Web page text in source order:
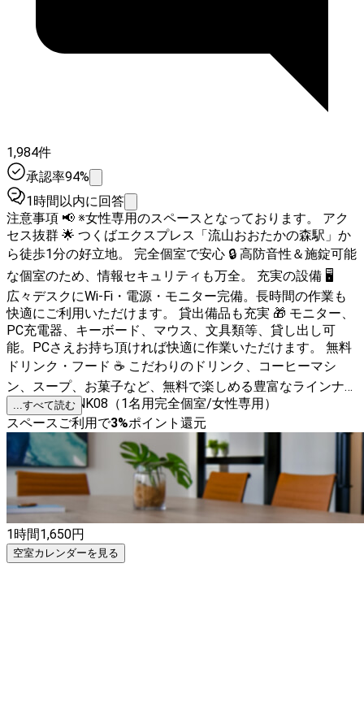
1,984件
承認率94%
1時間以内に回答
注意事項 📢 ※女性専用のスペースとなっております。 アク
セス抜群 🌟 つくばエクスプレス「流山おおたかの森駅」か
ら徒歩1分の好立地。 完全個室で安心 🔒 高防音性＆施錠可能
な個室のため、情報セキュリティも万全。 充実の設備 🖥️
広々デスクにWi-Fi・電源・モニター完備。長時間の作業も
快適にご利用いただけます。 貸出備品も充実 🎁 モニター、
PC充電器、キーボード、マウス、文具類等、貸し出し可
能。PCさえお持ち頂ければ快適に作業いただけます。 無料
ドリンク・フード ☕ こだわりのドリンク、コーヒーマシ
ン、スープ、お菓子など、無料で楽しめる豊富なラインナッ
プ。 ROOM NK08（1名用完全個室/女性専用）
...すべて読む
スペースご利用で3%ポイント還元
1時間1,650円
空室カレンダーを見る